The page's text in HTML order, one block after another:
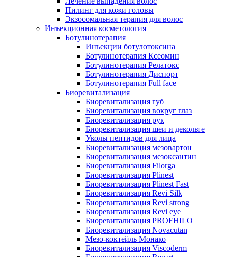
Пилинг для кожи головы
Экзосомальная терапия для волос
Инъекционная косметология
Ботулинотерапия
Инъекции ботулотоксина
Ботулинотерапия Ксеомин
Ботулинотерапия Релатокс
Ботулинотерапия Диспорт
Ботулинотерапия Full face
Биоревитализация
Биоревитализация губ
Биоревитализация вокруг глаз
Биоревитализация рук
Биоревитализация шеи и декольте
Уколы пептидов для лица
Биоревитализация мезовартон
Биоревитализация мезоксантин
Биоревитализация Filorga
Биоревитализация Plinest
Биоревитализация Plinest Fast
Биоревитализация Revi Silk
Биоревитализация Revi strong
Биоревитализация Revi eye
Биоревитализация PROFHILO
Биоревитализация Novacutan
Мезо-коктейль Монако
Биоревитализация Viscoderm